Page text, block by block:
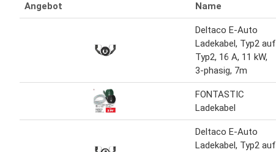
Angebot Name
Deltaco E-Auto
Ladekabel, Typ2 auf
Typ2, 16 A, 11 kW,
3-phasig, 7m
FONTASTIC
Ladekabel
Deltaco E-Auto
Ladekabel, Typ2 auf